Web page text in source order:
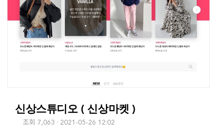
신상스튜디오 ( 신상마켓 )
조회 7,063 2021-05-26 12:02